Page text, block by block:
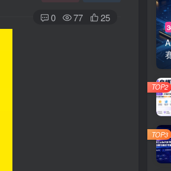
0 77 25
TOP2
TOP3